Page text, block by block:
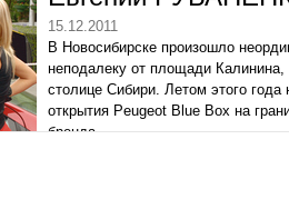
15.12.2011
В Новосибирске произошло
неподалеку от площади
столице Сибири. Летом этого года
открытия Peugeot Blue Box на
бренда.